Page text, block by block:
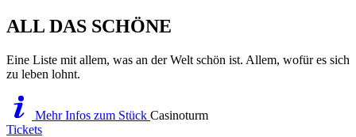
ALL DAS SCHÖNE
Eine Liste mit allem, was an der Welt schön ist. Allem, wofür es sich
zu leben lohnt.
Mehr Infos zum Stück Casinoturm
Tickets